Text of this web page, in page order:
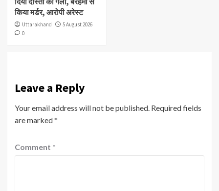
किया मर्डर, आरोपी अरेस्ट
Uttarakhand
5 August 2026
0
Leave a Reply
Your email address will not be published. Required fields
are marked*
Comment *